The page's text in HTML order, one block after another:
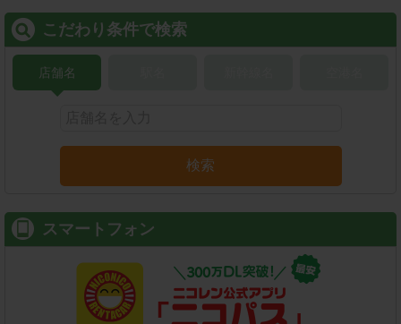
こだわり条件で検索
店舗名
検索
スマートフォン